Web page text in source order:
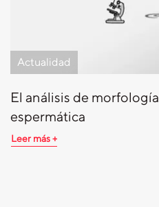
Actualidad
El análisis de morfología
espermática
Leer más +